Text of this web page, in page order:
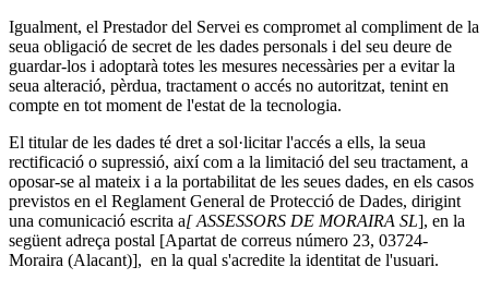
Igualment, el Prestador del Servei es compromet al compliment de la
seua obligació de secret de les dades personals i del seu deure de
guardar-los i adoptarà totes les mesures necessàries per a evitar la
seua alteració, pèrdua, tractament o accés no autoritzat, tenint en
compte en tot moment de l'estat de la tecnologia.
El titular de les dades té dret a sol·licitar l'accés a ells, la seua
rectificació o supressió, així com a la limitació del seu tractament, a
oposar-se al mateix i a la portabilitat de les seues dades, en els casos
previstos en el Reglament General de Protecció de Dades, dirigint
una comunicació escrita a[ ASSESSORS DE MORAIRA SL], en la
següent adreça postal [Apartat de correus número 23, 03724-
Moraira (Alacant)], en la qual s'acredite la identitat de l'usuari.